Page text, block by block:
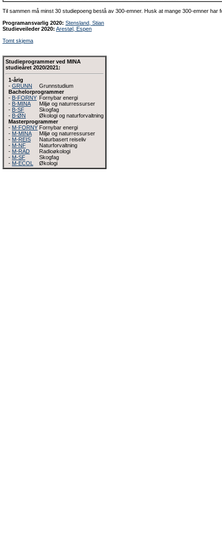
Til sammen må minst 30 studiepoeng bestå av 300-emner. Husk at mange 300-emner har
Programansvarlig 2020: Stensland, Stian
Studieveileder 2020: Arestøl, Espen
Tomt skjema
Studieprogrammer ved MINA
studieåret 2020/2021:
1-årig
- GRUNN
Grunnstudium
Bachelorprogrammer
- B-FORNY Fornybar energi
- B-MINA
Miljø og naturressurser
- B-SF
Skogfag
- B-ØN
Økologi og naturforvaltning
Masterprogrammer
- M-FORNY Fornybar energi
- M-MINA
Miljø og naturressurser
- M-REIS
Naturbasert reiseliv
- M-NF
Naturforvaltning
- M-RAD
Radioøkologi
- M-SF
Skogfag
- M-ECOL Økologi